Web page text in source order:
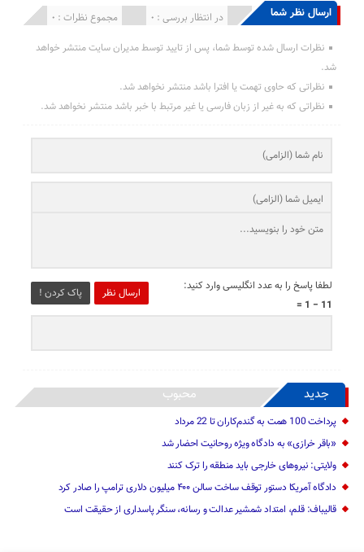
ارسال نظر شما مجموع نظرات : 0 در انتظار بررسی : 0 انتشار یافته : 0
نظرات ارسال شده توسط شما، پس از تایید توسط مدیران سایت منتشر خواهد
شد.
نظراتی که حاوی تهمت یا افترا باشد منتشر نخواهد شد.
نظراتی که به غیر از زبان فارسی یا غیر مرتبط با خبر باشد منتشر نخواهد شد.
ارسال نظر پاک کردن !
لطفا پاسخ را به عدد انگلیسی وارد کنید:
11 − 1 =
جدید محبوب
پرداخت 100 همت به گندم‌کاران تا 22 مرداد
«باقر خرازی» به دادگاه ویژه روحانیت احضار شد
ولایتی: نیرو‌های خارجی باید منطقه را ترک کنند
دادگاه آمریکا دستور توقف ساخت سالن ۴۰۰ میلیون دلاری ترامپ را صادر کرد
قالیباف: قلم، امتداد شمشیر عدالت و رسانه، سنگر پاسداری از حقیقت است